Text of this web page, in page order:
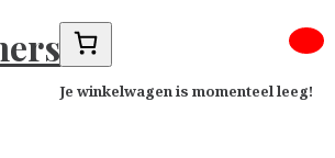
Je winkelwagen is momenteel leeg!